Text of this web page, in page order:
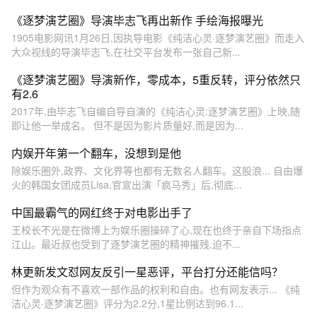
《逐梦演艺圈》导演毕志飞再出新作 手绘海报曝光
1905电影网讯1月26日,因执导电影《纯洁心灵·逐梦演艺圈》而走入
大众视线的导演毕志飞,在社交平台发布一张自己新...
《逐梦演艺圈》导演新作，零成本，5重反转，评分依然只
有2.6
2017年,由毕志飞自编自导自演的《纯洁心灵:逐梦演艺圈》上映,随
即让他一举成名。 但不是因为影片质量好,而是因为...
内娱开年第一个翻车，没想到是他
除娱乐圈外,政界、文化界等也都有无数名人翻车。这股浪... 自由爆
火的韩国女团成员Lisa,官宣出演「疯马秀」后,彻底...
中国最霸气的网红终于对电影出手了
王校长不光是在微博上为娱乐圈操碎了心,现在也终于亲自下场指点
江山。最近叔也受到了逐梦演艺圈的精神摧残,迫不...
林更新发文怼网友反引一星恶评，平台打分还能信吗？
但作为观众有不喜欢一部作品的权利和自由。也有网友表示... 《纯
洁心灵·逐梦演艺圈》评分为2.2分,1星比例达到96.1...